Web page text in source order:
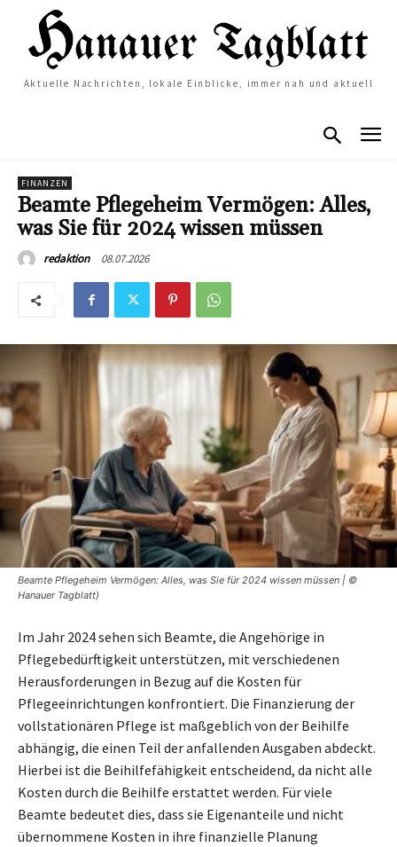
Aktuelle Nachrichten, lokale Einblicke, immer nah und aktuell
FINANZEN
Beamte Pflegeheim Vermögen: Alles,
was Sie für 2024 wissen müssen
redaktion 08.07.2026
Beamte Pflegeheim Vermögen: Alles, was Sie für 2024 wissen müssen | ©
Hanauer Tagblatt)
Im Jahr 2024 sehen sich Beamte, die Angehörige in
Pflegebedürftigkeit unterstützen, mit verschiedenen
Herausforderungen in Bezug auf die Kosten für
Pflegeeinrichtungen konfrontiert. Die Finanzierung der
vollstationären Pflege ist maßgeblich von der Beihilfe
abhängig, die einen Teil der anfallenden Ausgaben abdeckt.
Hierbei ist die Beihilfefähigkeit entscheidend, da nicht alle
Kosten durch die Beihilfe erstattet werden. Für viele
Beamte bedeutet dies, dass sie Eigenanteile und nicht
übernommene Kosten in ihre finanzielle Planung